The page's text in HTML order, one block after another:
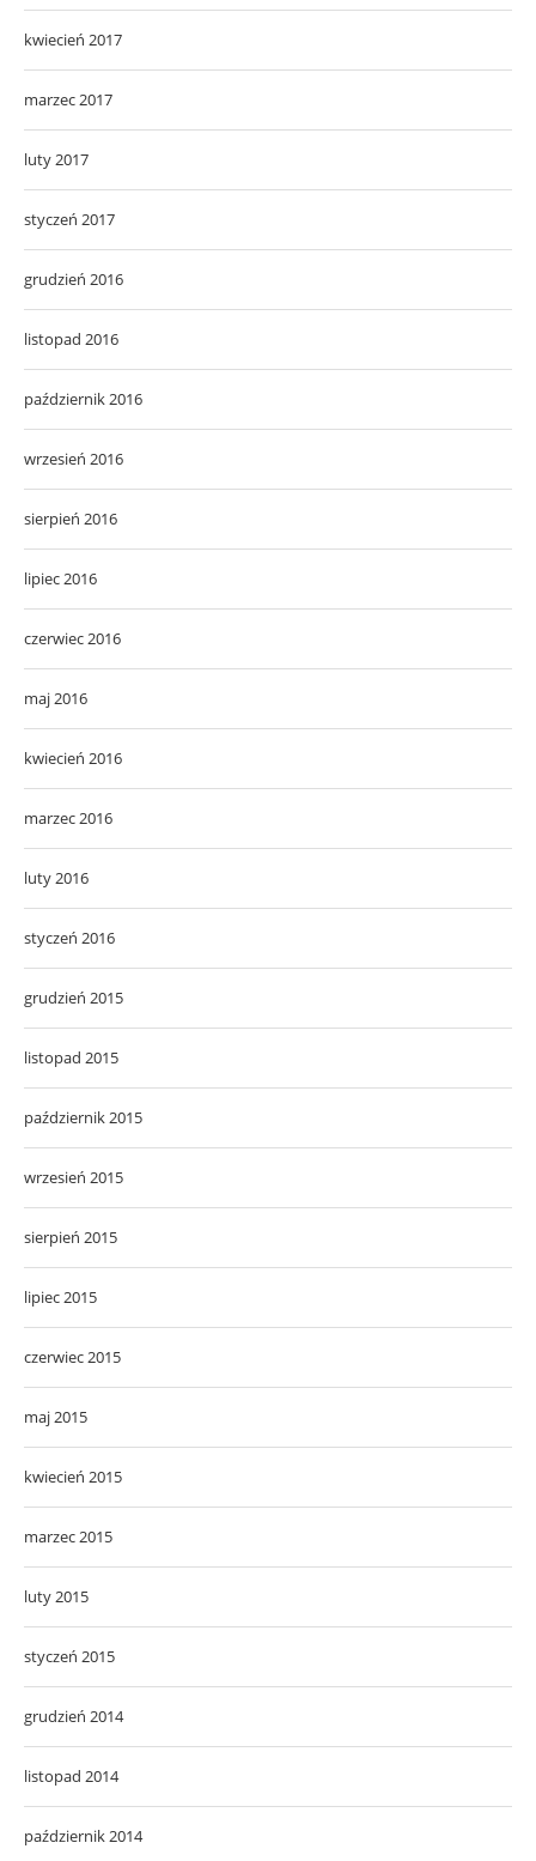
kwiecień 2017
marzec 2017
luty 2017
styczeń 2017
grudzień 2016
listopad 2016
październik 2016
wrzesień 2016
sierpień 2016
lipiec 2016
czerwiec 2016
maj 2016
kwiecień 2016
marzec 2016
luty 2016
styczeń 2016
grudzień 2015
listopad 2015
październik 2015
wrzesień 2015
sierpień 2015
lipiec 2015
czerwiec 2015
maj 2015
kwiecień 2015
marzec 2015
luty 2015
styczeń 2015
grudzień 2014
listopad 2014
październik 2014